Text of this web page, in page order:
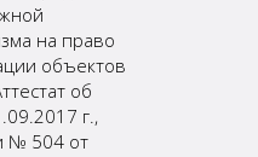
на право
объектов
об
г.,
№ 504 от